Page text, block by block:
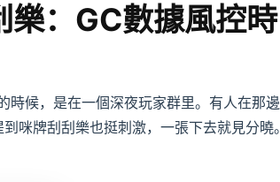
：GC數據風控時
時候，是在一個深夜玩家群里。有人在那邊
咪牌刮刮樂也挺刺激，一張下去就見分曉。